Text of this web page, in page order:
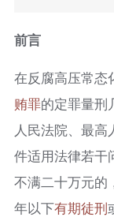
前言
在反腐高压常态
贿罪的定罪量刑
人民法院、最
件适用法律若干
不满二十万元的
年以下有期徒刑